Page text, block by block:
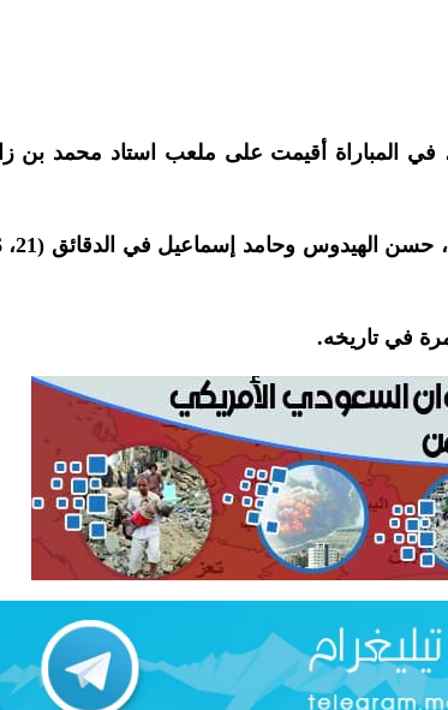
المباراة أقيمت على ملعب استاد محمد بن
في تاريخه.